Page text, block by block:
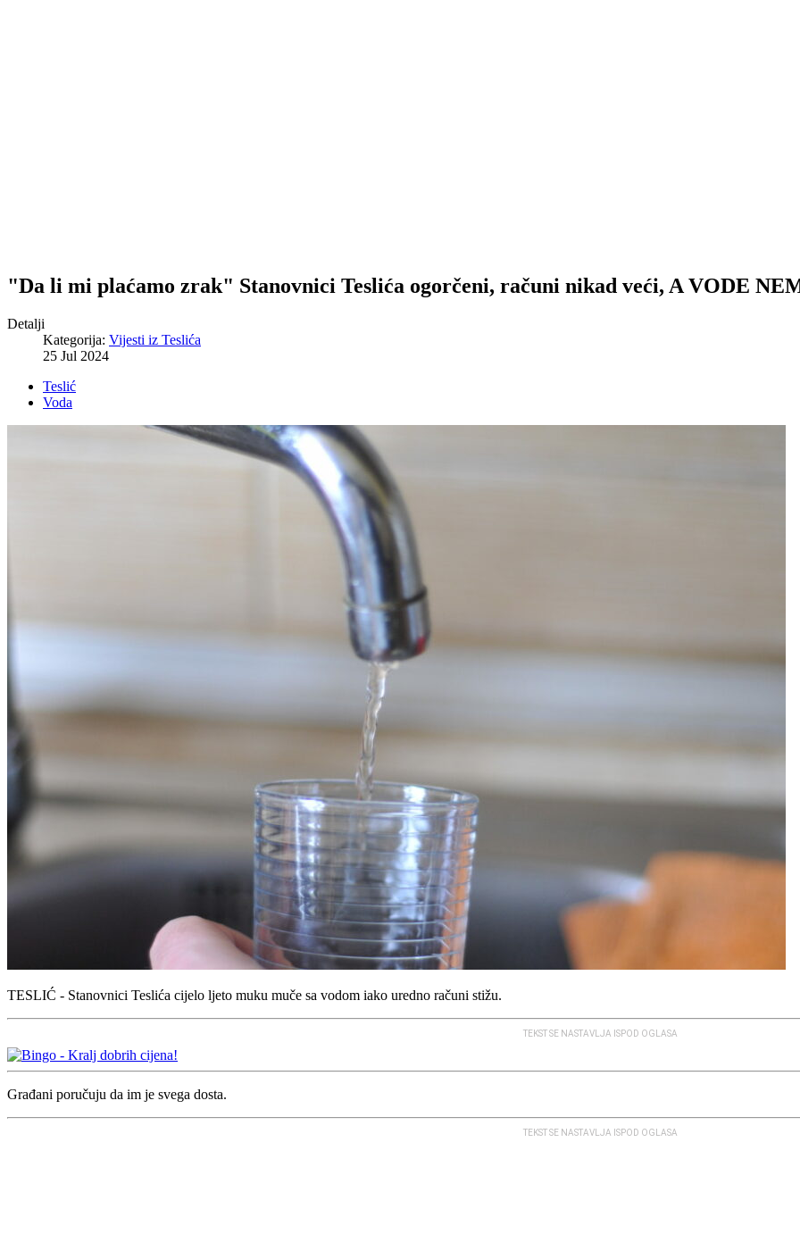
"Da li mi plaćamo zrak" Stanovnici Teslića ogorčeni, računi nikad veći, A VODE
Detalji
Kategorija: Vijesti iz Teslića
25 Jul 2024
Teslić
Voda
TESLIĆ - Stanovnici Teslića cijelo ljeto muku muče sa vodom iako uredno računi stižu.
TEKST SE NASTAVLJA ISPOD OGLASA
Građani poručuju da im je svega dosta.
TEKST SE NASTAVLJA ISPOD OGLASA